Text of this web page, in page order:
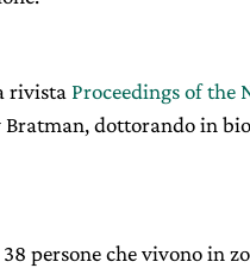
rivista Proceedings of the
Bratman, dottorando in
persone che vivono in